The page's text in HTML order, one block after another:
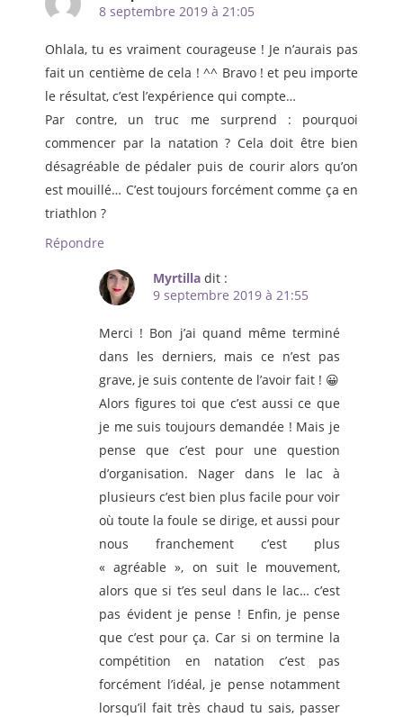
8 septembre 2019 à 21:05
Ohlala, tu es vraiment courageuse ! Je n’aurais pas
fait un centième de cela ! ^^ Bravo ! et peu importe
le résultat, c’est l’expérience qui compte…
Par contre, un truc me surprend : pourquoi
commencer par la natation ? Cela doit être bien
désagréable de pédaler puis de courir alors qu’on
est mouillé… C’est toujours forcément comme ça en
triathlon ?
Répondre
Myrtilla dit :
9 septembre 2019 à 21:55
Merci ! Bon j’ai quand même terminé
dans les derniers, mais ce n’est pas
grave, je suis contente de l’avoir fait ! 😀
Alors figures toi que c’est aussi ce que
je me suis toujours demandée ! Mais je
pense que c’est pour une question
d’organisation. Nager dans le lac à
plusieurs c’est bien plus facile pour voir
où toute la foule se dirige, et aussi pour
nous franchement c’est plus
« agréable », on suit le mouvement,
alors que si t’es seul dans le lac… c’est
pas évident je pense ! Enfin, je pense
que c’est pour ça. Car si on termine la
compétition en natation c’est pas
forcément l’idéal, je pense notamment
lorsqu’il fait très chaud tu sais, passer